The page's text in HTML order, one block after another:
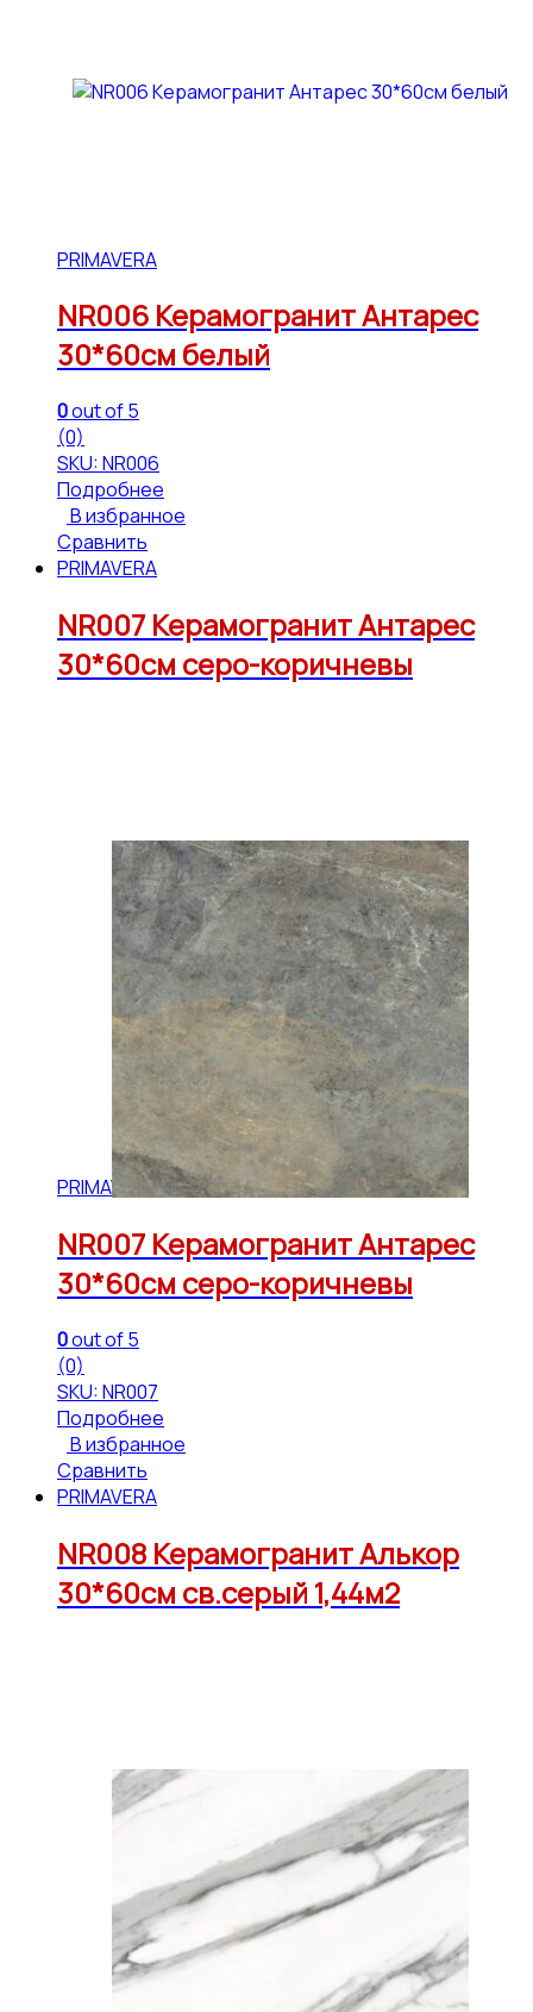
PRIMAVERA
NR006 Керамогранит Антарес
30*60см белый
0out of 5
(0)
SKU: NR006
Подробнее
В избранное
Сравнить
PRIMAVERA
NR007 Керамогранит Антарес
30*60см серо-коричневы
PRIMAVERA
NR007 Керамогранит Антарес
30*60см серо-коричневы
0out of 5
(0)
SKU: NR007
Подробнее
В избранное
Сравнить
PRIMAVERA
NR008 Керамогранит Алькор
30*60см св.серый 1,44м2